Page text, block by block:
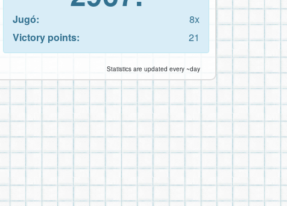
Jugó:
8x
Victory points:
21
Statistics are updated every ~day